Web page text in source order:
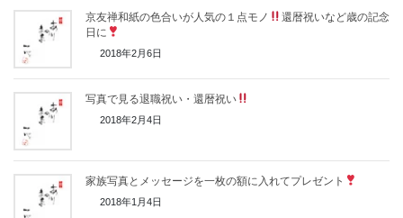
京友禅和紙の色合いが人気の１点モノ
還暦祝いなど歳の記念
日に
2018年2月6日
写真で見る退職祝い・還暦祝い
2018年2月4日
家族写真とメッセージを一枚の額に入れてプレゼント
2018年1月4日